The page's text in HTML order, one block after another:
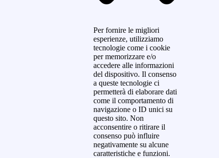
Per fornire le migliori
esperienze, utilizziamo
tecnologie come i cookie
per memorizzare e/o
accedere alle informazioni
del dispositivo. Il consenso
a queste tecnologie ci
permetterà di elaborare dati
come il comportamento di
navigazione o ID unici su
questo sito. Non
acconsentire o ritirare il
consenso può influire
negativamente su alcune
caratteristiche e funzioni.